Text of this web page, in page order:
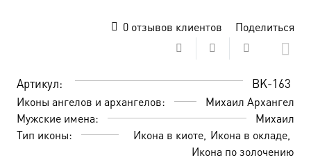
0отзывов клиентов Поделиться
Артикул: BK-163
Иконы ангелов и архангелов:
Михаил Архангел
Мужские имена:
Михаил
Тип иконы:
Икона в киоте Икона в окладе
Икона по золочению